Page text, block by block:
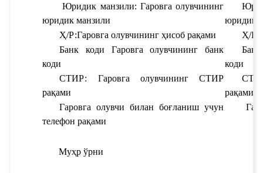
Юридик манзили: Гаровга олувчининг
юридик манзили
Ҳ/Р:Гаровга олувчининг ҳисоб рақами
Банк коди Гаровга олувчининг банк
коди
СТИР: Гаровга олувчининг СТИР
рақами
Гаровга олувчи билан боғланиш учун
телефон рақами
юридик
Ҳ/Р
коди
рақами
Муҳр ўрни